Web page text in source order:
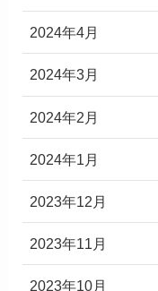
2024年4月
2024年3月
2024年2月
2024年1月
2023年12月
2023年11月
2023年10月